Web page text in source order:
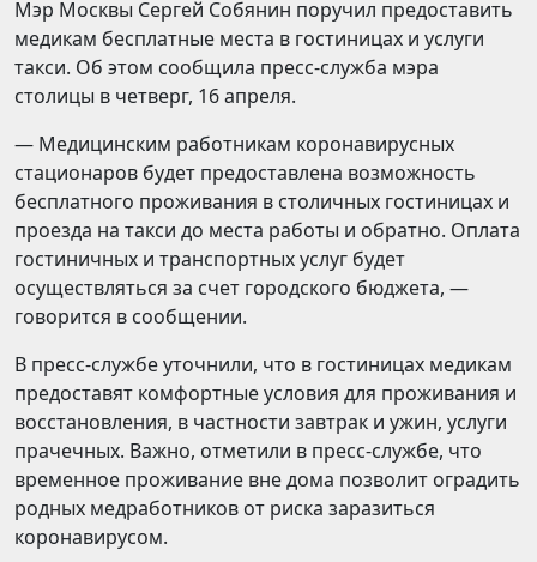
Мэр Москвы Сергей Собянин поручил предоставить
медикам бесплатные места в гостиницах и услуги
такси. Об этом сообщила пресс-служба мэра
столицы в четверг, 16 апреля.
— Медицинским работникам коронавирусных
стационаров будет предоставлена возможность
бесплатного проживания в столичных гостиницах и
проезда на такси до места работы и обратно. Оплата
гостиничных и транспортных услуг будет
осуществляться за счет городского бюджета, —
говорится в сообщении.
В пресс-службе уточнили, что в гостиницах медикам
предоставят комфортные условия для проживания и
восстановления, в частности завтрак и ужин, услуги
прачечных. Важно, отметили в пресс-службе, что
временное проживание вне дома позволит оградить
родных медработников от риска заразиться
коронавирусом.